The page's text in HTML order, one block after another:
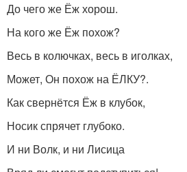
До чего же Ёж хорош.
На кого же Ёж похож?
Весь в колючках, весь в иголках,
Может, Он похож на ЁЛКУ?.
Как свернётся Ёж в клубок,
Носик спрячет глубоко.
И ни Волк, и ни Лисица